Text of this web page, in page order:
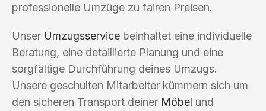
professionelle Umzüge zu fairen Preisen.
Unser Umzugsservice beinhaltet eine individuelle
Beratung, eine detaillierte Planung und eine
sorgfältige Durchführung deines Umzugs.
Unsere geschulten Mitarbeiter kümmern sich um
den sicheren Transport deiner Möbel und